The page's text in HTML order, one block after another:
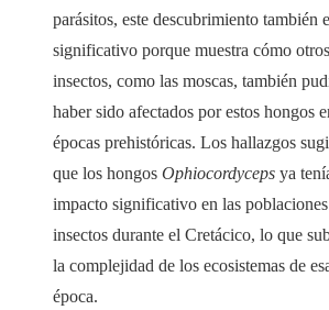
parásitos, este descubrimiento también
significativo porque muestra cómo otros
insectos, como las moscas, también
haber sido afectados por estos hongos
épocas prehistóricas. Los hallazgos
que los hongos Ophiocordyceps ya
impacto significativo en las
insectos durante el Cretácico, lo que
la complejidad de los ecosistemas de
época.